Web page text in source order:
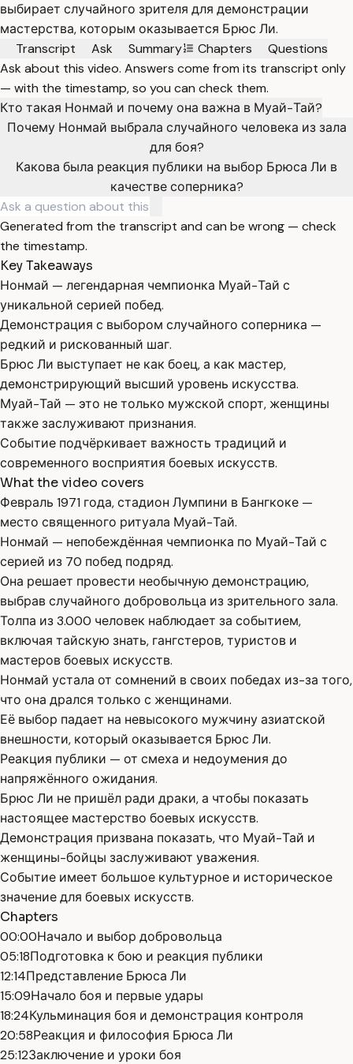
выбирает случайного зрителя для демонстрации
мастерства, которым оказывается Брюс Ли.
Transcript
Ask Summary Chapters
Questions
Ask about this video. Answers come from its transcript only
— with the timestamp, so you can check them.
Кто такая Нонмай и почему она важна в Муай-Тай?
Почему Нонмай выбрала случайного человека из зала
для боя?
Какова была реакция публики на выбор Брюса Ли в
качестве соперника?
Generated from the transcript and can be wrong — check
the timestamp.
Key Takeaways
Нонмай — легендарная чемпионка Муай-Тай с
уникальной серией побед.
Демонстрация с выбором случайного соперника —
редкий и рискованный шаг.
Брюс Ли выступает не как боец, а как мастер,
демонстрирующий высший уровень искусства.
Муай-Тай — это не только мужской спорт, женщины
также заслуживают признания.
Событие подчёркивает важность традиций и
современного восприятия боевых искусств.
What the video covers
Февраль 1971 года, стадион Лумпини в Бангкоке —
место священного ритуала Муай-Тай.
Нонмай — непобеждённая чемпионка по Муай-Тай с
серией из 70 побед подряд.
Она решает провести необычную демонстрацию,
выбрав случайного добровольца из зрительного зала.
Толпа из 3.000 человек наблюдает за событием,
включая тайскую знать, гангстеров, туристов и
мастеров боевых искусств.
Нонмай устала от сомнений в своих победах из-за того,
что она дрался только с женщинами.
Её выбор падает на невысокого мужчину азиатской
внешности, который оказывается Брюс Ли.
Реакция публики — от смеха и недоумения до
напряжённого ожидания.
Брюс Ли не пришёл ради драки, а чтобы показать
настоящее мастерство боевых искусств.
Демонстрация призвана показать, что Муай-Тай и
женщины-бойцы заслуживают уважения.
Событие имеет большое культурное и историческое
значение для боевых искусств.
Chapters
00:00Начало и выбор добровольца
05:18Подготовка к бою и реакция публики
12:14Представление Брюса Ли
15:09Начало боя и первые удары
18:24Кульминация боя и демонстрация контроля
20:58Реакция и философия Брюса Ли
25:12Заключение и уроки боя